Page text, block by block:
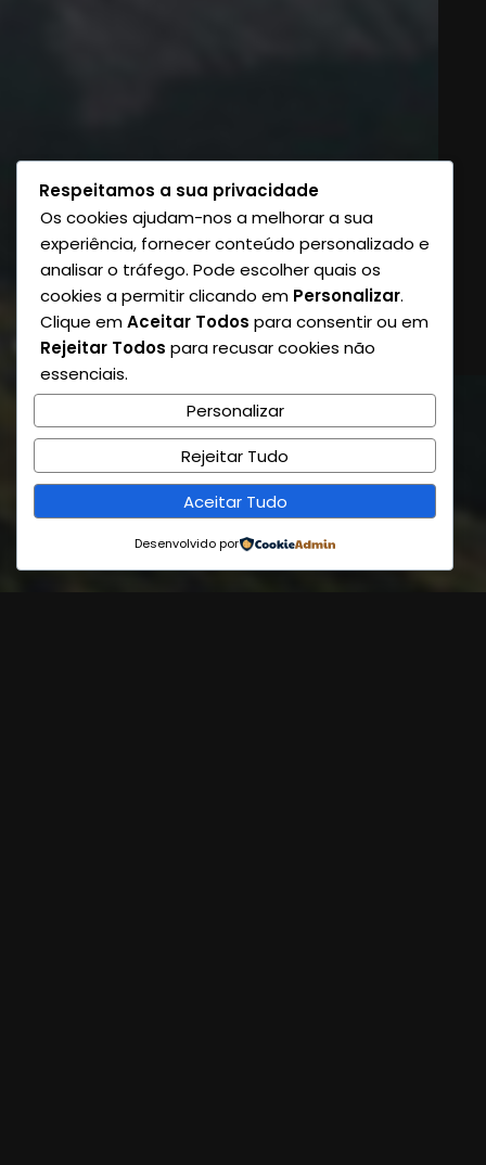
Respeitamos a sua privacidade
Os cookies ajudam-nos a melhorar a sua
experiência, fornecer conteúdo personalizado e
analisar o tráfego. Pode escolher quais os
cookies a permitir clicando em Personalizar.
Clique emAceitar Todos para consentir ou em
Rejeitar Todos para recusar cookies não
essenciais.
Personalizar
Rejeitar Tudo
Aceitar Tudo
Desenvolvido por